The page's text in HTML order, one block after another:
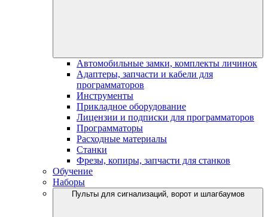
Автомобильные замки, комплекты личинок
Адаптеры, запчасти и кабели для
программаторов
Инструменты
Прикладное оборудование
Лицензии и подписки для программаторов
Программаторы
Расходные материалы
Станки
Фрезы, копиры, запчасти для станков
Обучение
Наборы
Пульты для сигнализаций, ворот и шлагбаумов